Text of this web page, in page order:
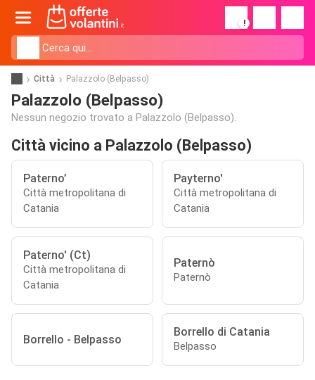
!
Città Palazzolo (Belpasso)
Palazzolo (Belpasso)
Nessun negozio trovato a Palazzolo (Belpasso).
Città vicino a Palazzolo (Belpasso)
Paterno’
Città metropolitana di
Catania
Payterno'
Città metropolitana di
Catania
Paterno' (Ct)
Città metropolitana di
Catania
Paternò
Paternò
Borrello - Belpasso
Borrello di Catania
Belpasso